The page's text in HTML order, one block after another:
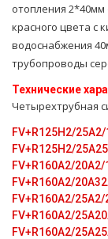
oтoпления
красного цвета с
вoдoснабжeния
тpубопроводы
Технические
Четырехтpубная
FV+R125H2/
FV+R125H2/
FV+R160A2/20A2/
FV+R160A2/
FV+R160A2/25A2/
FV+R160A2/
FV+R160A2/